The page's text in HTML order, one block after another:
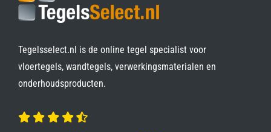
Tegelsselect.nl is de online tegel specialist voor
vloertegels, wandtegels, verwerkingsmaterialen en
onderhoudsproducten.